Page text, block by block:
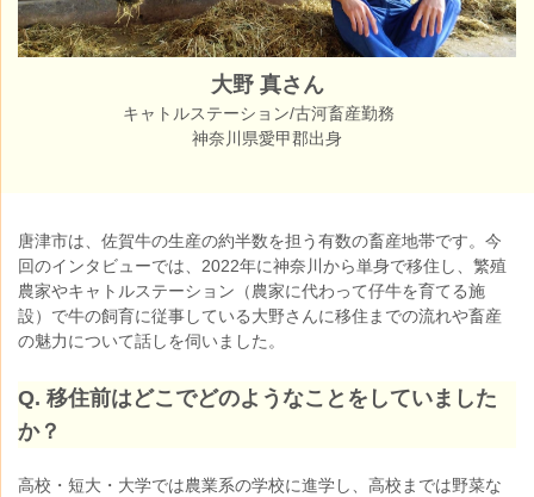
大野 真さん
キャトルステーション/古河畜産勤務
神奈川県愛甲郡出身
唐津市は、佐賀牛の生産の約半数を担う有数の畜産地帯です。 今
回のインタビューでは、2022年に神奈川から単身で移住し、 繁殖
農家やキャトルステーション（農家に代わって仔牛を育てる施
設）で牛の飼育に従事している大野さんに移住までの流れや畜産
の魅力について話しを伺いました。
Q. 移住前はどこでどのようなことをしていました
か？
高校・短大・大学では農業系の学校に進学し、高校までは野菜な